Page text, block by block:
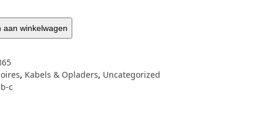
aan winkelwagen
, Kabels & Opladers, Uncategorized
c